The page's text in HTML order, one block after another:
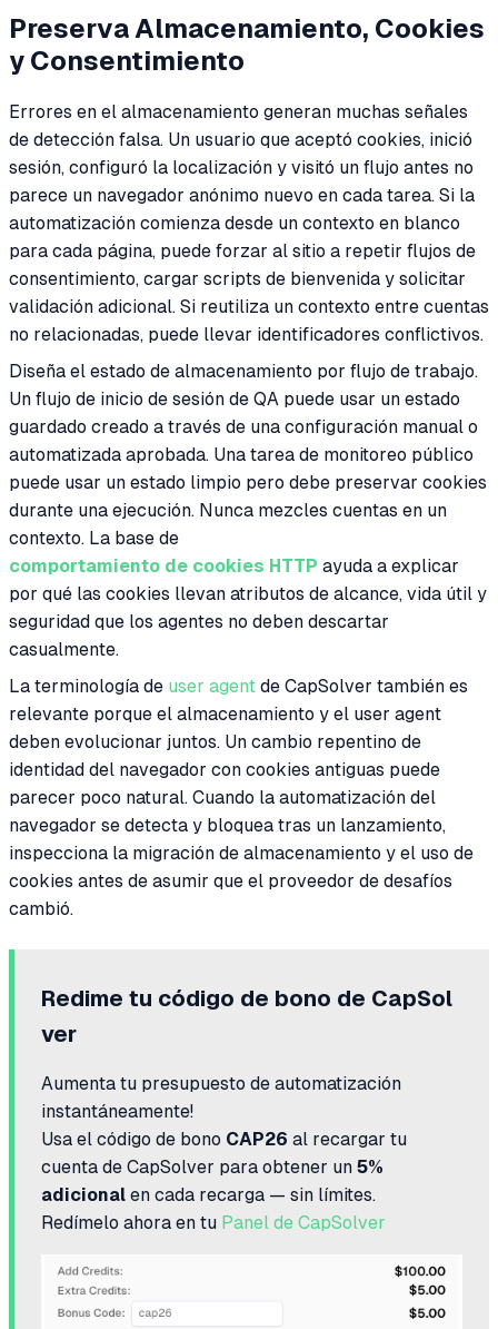
Preserva Almacenamiento, Cookies
y Consentimiento
Errores en el almacenamiento generan muchas señales
de detección falsa. Un usuario que aceptó cookies, inició
sesión, configuró la localización y visitó un flujo antes no
parece un navegador anónimo nuevo en cada tarea. Si la
automatización comienza desde un contexto en blanco
para cada página, puede forzar al sitio a repetir flujos de
consentimiento, cargar scripts de bienvenida y solicitar
validación adicional. Si reutiliza un contexto entre cuentas
no relacionadas, puede llevar identificadores conflictivos.
Diseña el estado de almacenamiento por flujo de trabajo.
Un flujo de inicio de sesión de QA puede usar un estado
guardado creado a través de una configuración manual o
automatizada aprobada. Una tarea de monitoreo público
puede usar un estado limpio pero debe preservar cookies
durante una ejecución. Nunca mezcles cuentas en un
contexto. La base de
comportamiento de cookies HTTP ayuda a explicar
por qué las cookies llevan atributos de alcance, vida útil y
seguridad que los agentes no deben descartar
casualmente.
La terminología de user agent de CapSolver también es
relevante porque el almacenamiento y el user agent
deben evolucionar juntos. Un cambio repentino de
identidad del navegador con cookies antiguas puede
parecer poco natural. Cuando la automatización del
navegador se detecta y bloquea tras un lanzamiento,
inspecciona la migración de almacenamiento y el uso de
cookies antes de asumir que el proveedor de desafíos
cambió.
Redime tu código de bono de CapSol
ver
Aumenta tu presupuesto de automatización
instantáneamente!
Usa el código de bono CAP26 al recargar tu
cuenta de CapSolver para obtener un 5%
adicional en cada recarga — sin límites.
Redímelo ahora en tu Panel de CapSolver